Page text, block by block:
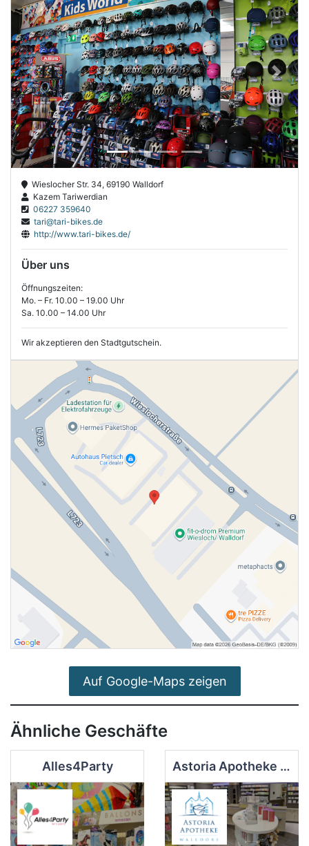
Previous Next
Wieslocher Str. 34, 69190 Walldorf
Kazem Tariwerdian
06227 359640
tari@tari-bikes.de
http://www.tari-bikes.de/
Über uns
Öffnungszeiten:
Mo. – Fr. 10.00 – 19.00 Uhr
Sa. 10.00 – 14.00 Uhr
Wir akzeptieren den Stadtgutschein.
Auf Google-Maps zeigen
Ähnliche Geschäfte
Alles4Party Astoria Apotheke Walldorf